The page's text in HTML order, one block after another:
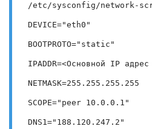
/etc/sysconfig/network-
DEVICE="eth0"
BOOTPROTO="static"
IPADDR=<Основной IP
NETMASK=255.255.255.255
SCOPE="peer 10.0.0.1"
DNS1="188.120.247.2"